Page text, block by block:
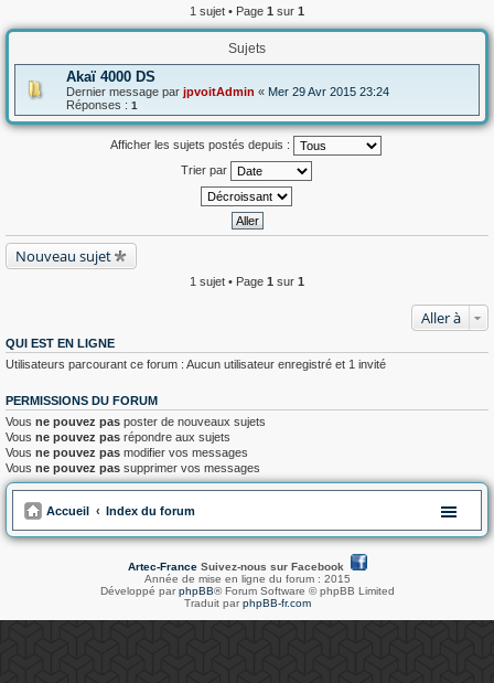
1 sujet • Page 1 sur 1
Sujets
Akaï 4000 DS
Dernier message par jpvoitAdmin « Mer 29 Avr 2015 23:24
Réponses : 1
Afficher les sujets postés depuis :
Trier par
Nouveau sujet
1 sujet • Page 1 sur 1
Aller à
QUI EST EN LIGNE
Utilisateurs parcourant ce forum : Aucun utilisateur enregistré et 1 invité
PERMISSIONS DU FORUM
Vous ne pouvez pas poster de nouveaux sujets
Vous ne pouvez pas répondre aux sujets
Vous ne pouvez pas modifier vos messages
Vous ne pouvez pas supprimer vos messages
Accueil Index du forum
Artec-FranceSuivez-nous sur Facebook
Année de mise en ligne du forum : 2015
Développé par phpBB® Forum Software © phpBB Limited
Traduit par phpBB-fr.com